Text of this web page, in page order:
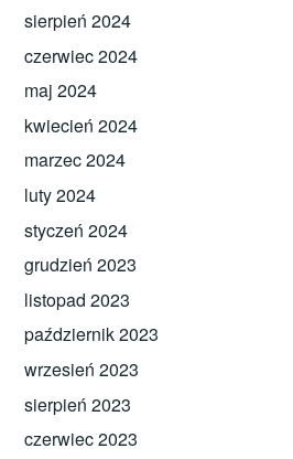
sierpień 2024
czerwiec 2024
maj 2024
kwiecień 2024
marzec 2024
luty 2024
styczeń 2024
grudzień 2023
listopad 2023
październik 2023
wrzesień 2023
sierpień 2023
czerwiec 2023